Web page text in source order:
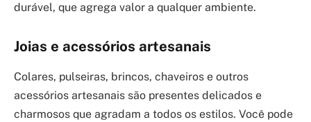
durável, que agrega valor a qualquer ambiente.
Joias e acessórios artesanais
Colares, pulseiras, brincos, chaveiros e outros
acessórios artesanais são presentes delicados e
charmosos que agradam a todos os estilos. Você pode